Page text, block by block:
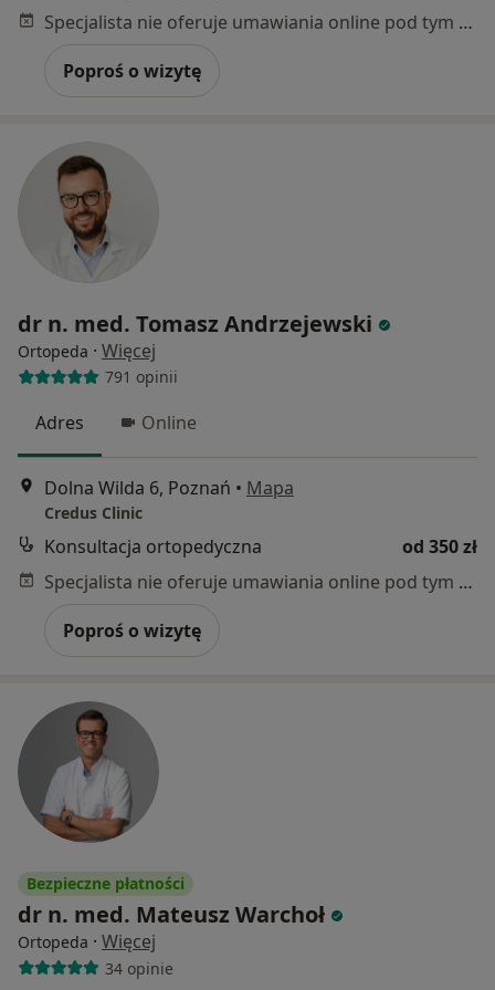
Specjalista nie oferuje umawiania online pod tym adresem.
Poproś o wizytę
dr n. med. Tomasz Andrzejewski
Ortopeda · Więcej
791 opinii
Adres Online
Dolna Wilda 6, Poznań • Mapa
Credus Clinic
Konsultacja ortopedyczna
od 350 zł
Specjalista nie oferuje umawiania online pod tym adresem.
Poproś o wizytę
Bezpieczne płatności
dr n. med. Mateusz Warchoł
Ortopeda · Więcej
34 opinie